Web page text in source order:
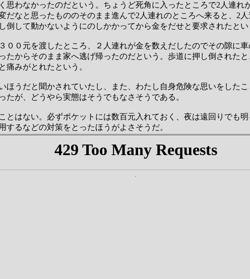
思わなかったのだという。ちょうど死角に入ったところで2人連れ
だなと思ったもののそのまま進んで2人連れのところへ来ると、2
倒して動かないようにのしかかってから金をだせと要求されたとい
００元を渡したところ、２人連れが金を数えだしたのでその隙に
たからそのまま家へ逃げ帰ったのだという。歩道に押し倒された
痛みがとれたという。
ほうだと聞かされていたし、また、わたし自身危険な思いをした
たが、どうやら実態はそうでもなさそうである。
とはない。必ずポケットには数百元入れておく、夜は遠回りでも
するなどの対策をとったほうがよさそうだ。